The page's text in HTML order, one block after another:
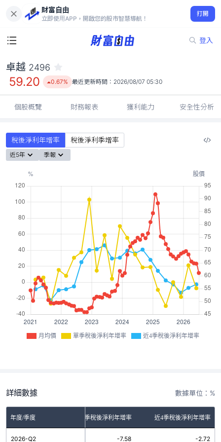
財富自由
立即使用APP，開啟您的股市智慧導航！
打開
登入
59.20
0.67%
卓越 2496
59.20 0.67% 最近更新時間： 2026/08/07 05:30
個股概覽 財務報表 獲利能力 安全性分析
稅後淨利年增率 稅後淨利季增率
近5年 季報
月均價 單季稅後淨利年增率 近4季稅後淨利年增率
詳細數據 數據單位：%
年度/季度 單季稅後淨利年增率 近4季稅後淨利年增率
2026-Q2 -7.58 -2.72